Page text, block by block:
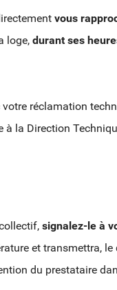
vous
loge, durant ses
réclamation
la Direction
signalez-le à
et transmettra, le
du prestataire